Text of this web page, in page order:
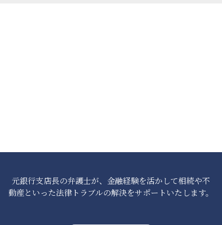
元銀行支店長の弁護士が、金融経験を活かして相続や不
動産といった法律トラブルの解決をサポートいたします。